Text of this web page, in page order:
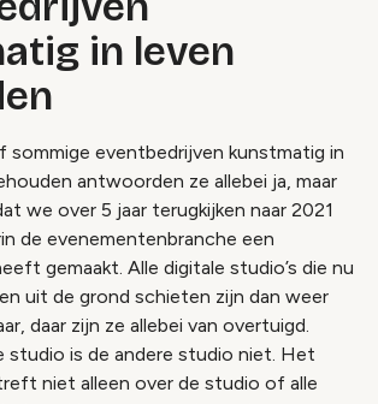
in leven
sommige eventbedrijven kunstmatig in
antwoorden ze allebei ja, maar
we over 5 jaar terugkijken naar 2021
de evenementenbranche een
gemaakt. Alle digitale studio’s die nu
uit de grond schieten zijn dan weer
daar zijn ze allebei van overtuigd.
studio is de andere studio niet. Het
niet alleen over de studio of alle